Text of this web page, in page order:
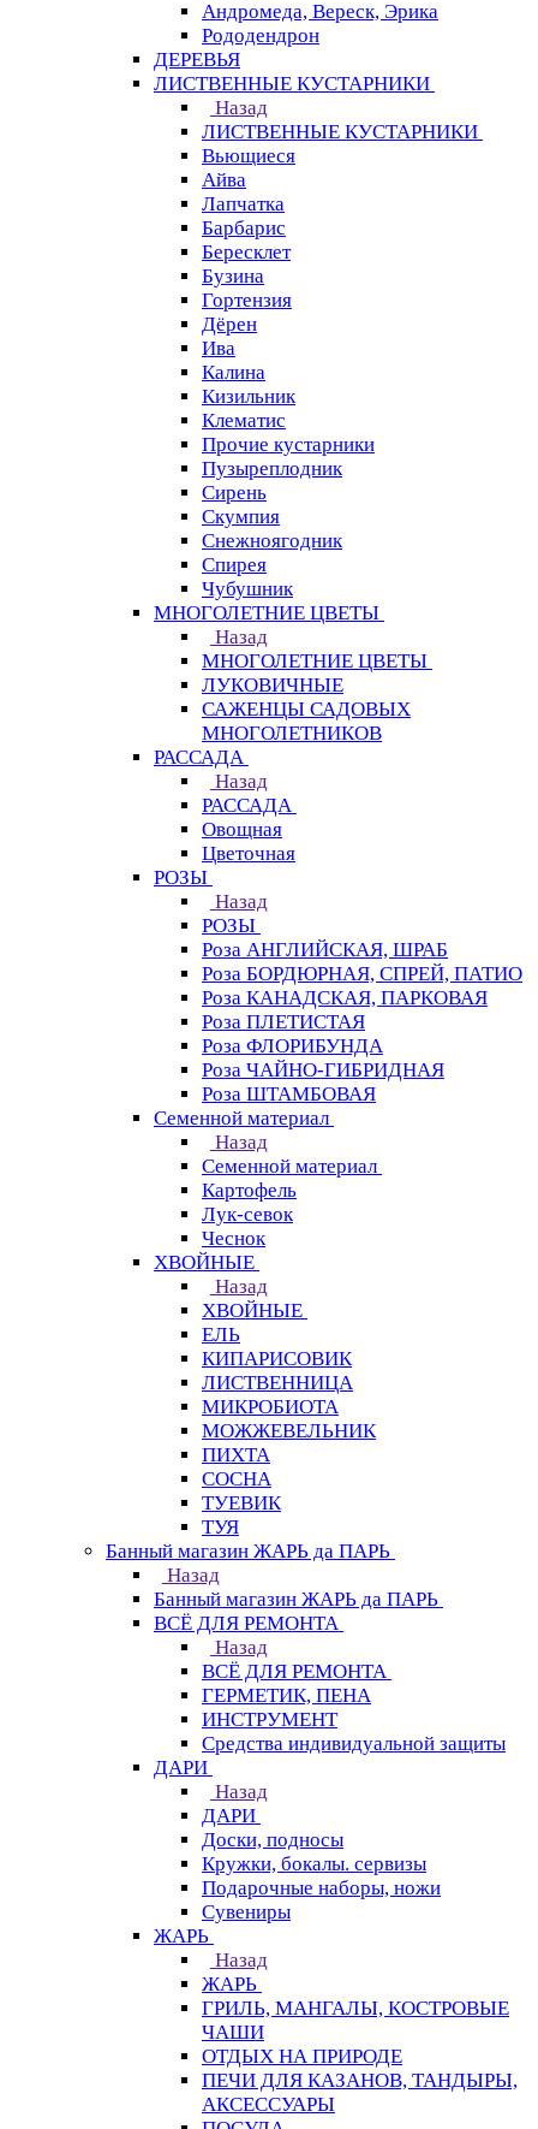
Андромеда, Вереск, Эрика
Рододендрон
ДЕРЕВЬЯ
ЛИСТВЕННЫЕ КУСТАРНИКИ
Назад
ЛИСТВЕННЫЕ КУСТАРНИКИ
Вьющиеся
Айва
Лапчатка
Барбарис
Бересклет
Бузина
Гортензия
Дёрен
Ива
Калина
Кизильник
Клематис
Прочие кустарники
Пузыреплодник
Сирень
Скумпия
Снежноягодник
Спирея
Чубушник
МНОГОЛЕТНИЕ ЦВЕТЫ
Назад
МНОГОЛЕТНИЕ ЦВЕТЫ
ЛУКОВИЧНЫЕ
САЖЕНЦЫ САДОВЫХ
МНОГОЛЕТНИКОВ
РАССАДА
Назад
РАССАДА
Овощная
Цветочная
РОЗЫ
Назад
РОЗЫ
Роза АНГЛИЙСКАЯ, ШРАБ
Роза БОРДЮРНАЯ, СПРЕЙ, ПАТИО
Роза КАНАДСКАЯ, ПАРКОВАЯ
Роза ПЛЕТИСТАЯ
Роза ФЛОРИБУНДА
Роза ЧАЙНО-ГИБРИДНАЯ
Роза ШТАМБОВАЯ
Семенной материал
Назад
Семенной материал
Картофель
Лук-севок
Чеснок
ХВОЙНЫЕ
Назад
ХВОЙНЫЕ
ЕЛЬ
КИПАРИСОВИК
ЛИСТВЕННИЦА
МИКРОБИОТА
МОЖЖЕВЕЛЬНИК
ПИХТА
СОСНА
ТУЕВИК
ТУЯ
Банный магазин ЖАРЬ да ПАРЬ
Назад
Банный магазин ЖАРЬ да ПАРЬ
ВСЁ ДЛЯ РЕМОНТА
Назад
ВСЁ ДЛЯ РЕМОНТА
ГЕРМЕТИК, ПЕНА
ИНСТРУМЕНТ
Средства индивидуальной защиты
ДАРИ
Назад
ДАРИ
Доски, подносы
Кружки, бокалы. сервизы
Подарочные наборы, ножи
Сувениры
ЖАРЬ
Назад
ЖАРЬ
ГРИЛЬ, МАНГАЛЫ, КОСТРОВЫЕ
ЧАШИ
ОТДЫХ НА ПРИРОДЕ
ПЕЧИ ДЛЯ КАЗАНОВ, ТАНДЫРЫ,
АКСЕССУАРЫ